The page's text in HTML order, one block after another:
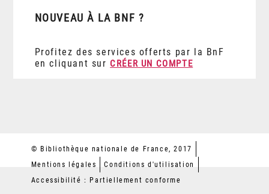
NOUVEAU À LA BNF ?
Profitez des services offerts par la BnF
en cliquant sur CRÉER UN COMPTE
© Bibliothèque nationale de France, 2017
Mentions légales
Conditions d'utilisation
Accessibilité : Partiellement conforme